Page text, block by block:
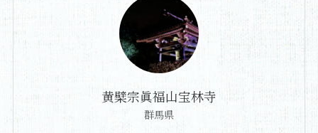
黄檗宗眞福山宝林寺
群馬県